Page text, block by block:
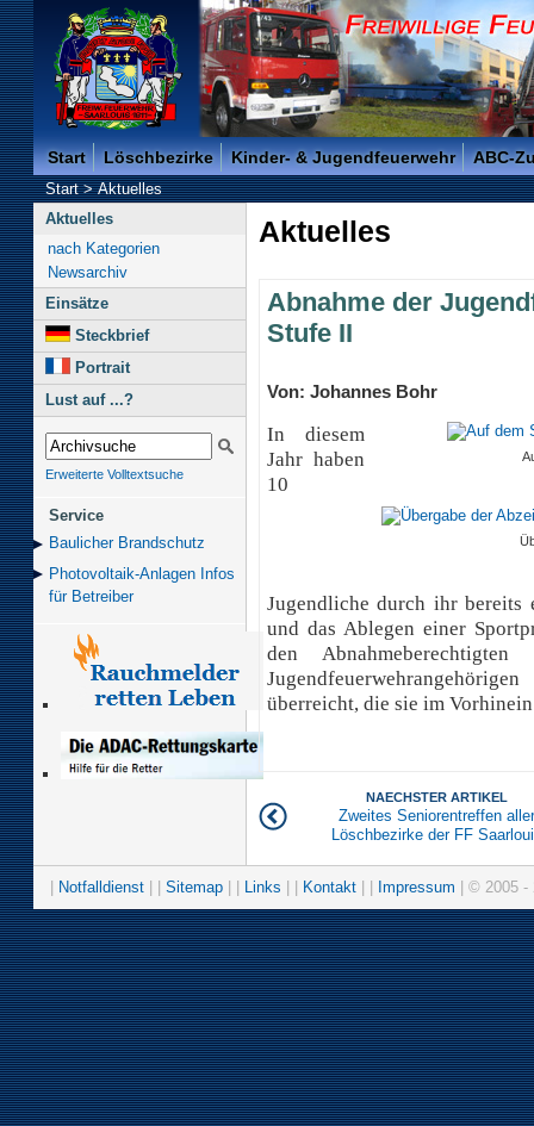
Freiwillige Feuerwehr der Kreisstadt Saarlouis -
Start Löschbezirke Kinder- & Jugendfeuerwehr ABC-
Start>Aktuelles
Aktuelles
nach Kategorien
Newsarchiv
Einsätze
Steckbrief
Portrait
Lust auf ...?
Erweiterte Volltextsuche
Service
Baulicher Brand­schutz
Photovoltaik-Anlagen Infos
für Betreiber
Aktuelles
Abnahme der
Stufe II
Von: Johannes Bohr
In diesem
Jahr haben
10
Jugendliche durch ihr bereits
und das Ablegen einer
den
überreicht, die sie im
NAECHSTER ARTIKEL
Zweites Seniorentreffen aller
Löschbezirke der FF
Notfalldienst Sitemap Links Kontakt Impressum | © 2005 -